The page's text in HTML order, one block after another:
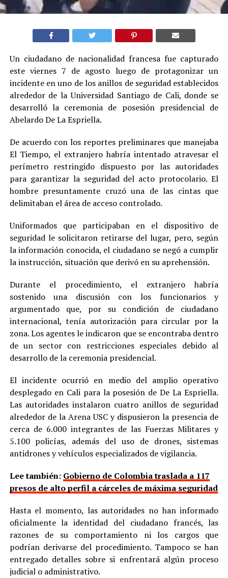
Un ciudadano de nacionalidad francesa fue capturado
este viernes 7 de agosto luego de protagonizar un
incidente en uno de los anillos de seguridad establecidos
alrededor de la Universidad Santiago de Cali, donde se
desarrolló la ceremonia de posesión presidencial de
Abelardo De La Espriella.
De acuerdo con los reportes preliminares que manejaba
El Tiempo, el extranjero habría intentado atravesar el
perímetro restringido dispuesto por las autoridades
para garantizar la seguridad del acto protocolario. El
hombre presuntamente cruzó una de las cintas que
delimitaban el área de acceso controlado.
Uniformados que participaban en el dispositivo de
seguridad le solicitaron retirarse del lugar, pero, según
la información conocida, el ciudadano se negó a cumplir
la instrucción, situación que derivó en su aprehensión.
Durante el procedimiento, el extranjero habría
sostenido una discusión con los funcionarios y
argumentado que, por su condición de ciudadano
internacional, tenía autorización para circular por la
zona. Los agentes le indicaron que se encontraba dentro
de un sector con restricciones especiales debido al
desarrollo de la ceremonia presidencial.
El incidente ocurrió en medio del amplio operativo
desplegado en Cali para la posesión de De La Espriella.
Las autoridades instalaron cuatro anillos de seguridad
alrededor de la Arena USC y dispusieron la presencia de
cerca de 6.000 integrantes de las Fuerzas Militares y
5.100 policías, además del uso de drones, sistemas
antidrones y vehículos especializados de vigilancia.
Lee también: Gobierno de Colombia traslada a 117
presos de alto perfil a cárceles de máxima seguridad
Hasta el momento, las autoridades no han informado
oficialmente la identidad del ciudadano francés, las
razones de su comportamiento ni los cargos que
podrían derivarse del procedimiento. Tampoco se han
entregado detalles sobre si enfrentará algún proceso
judicial o administrativo.